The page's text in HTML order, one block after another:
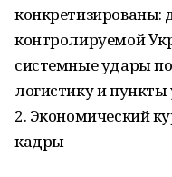
конкретизированы:
контролируемой
системные удары
логистику и пункты
2. Экономический
кадры